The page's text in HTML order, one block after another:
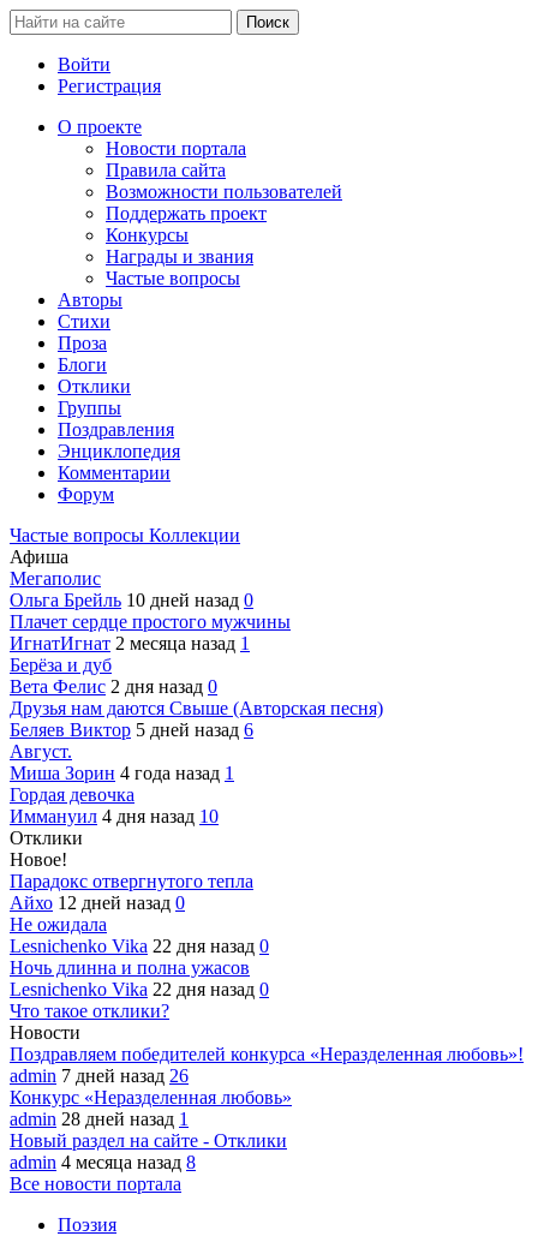
Войти
Регистрация
О проекте
Новости портала
Правила сайта
Возможности пользователей
Поддержать проект
Конкурсы
Награды и звания
Частые вопросы
Авторы
Стихи
Проза
Блоги
Отклики
Группы
Поздравления
Энциклопедия
Комментарии
Форум
Частые вопросы Коллекции
Афиша
Мегаполис
Ольга Брейль 10 дней назад 0
Плачет сердце простого мужчины
ИгнатИгнат 2 месяца назад 1
Берёза и дуб
Вета Фелис 2 дня назад 0
Друзья нам даются Свыше (Авторская песня)
Беляев Виктор 5 дней назад 6
Август.
Миша Зорин 4 года назад 1
Гордая девочка
Иммануил 4 дня назад 10
Отклики
Новое!
Парадокс отвергнутого тепла
Айхо 12 дней назад 0
Не ожидала
Lesnichenko Vika 22 дня назад 0
Ночь длинна и полна ужасов
Lesnichenko Vika 22 дня назад 0
Что такое отклики?
Новости
Поздравляем победителей конкурса «Неразделенная любовь»!
admin 7 дней назад 26
Конкурс «Неразделенная любовь»
admin 28 дней назад 1
Новый раздел на сайте - Отклики
admin 4 месяца назад 8
Все новости портала
Поэзия